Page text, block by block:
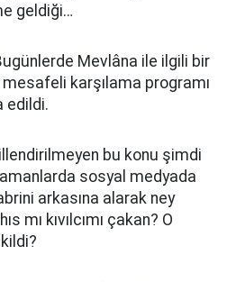
geldiği…
Mevlâna ile ilgili bir
karşılama programı
edildi.
bu konu şimdi
sosyal medyada
arkasına alarak ney
mı kıvılcımı çakan? O